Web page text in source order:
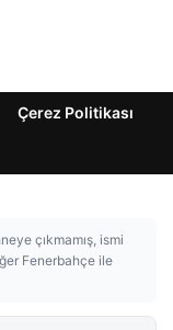
Çerez Politikası
çıkmamış, ismi
Fenerbahçe ile